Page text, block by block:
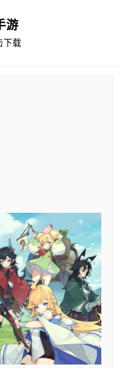
游
下载